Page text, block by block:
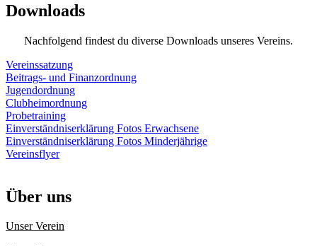
Downloads
Nachfolgend findest du diverse Downloads unseres Vereins.
Vereinssatzung
Beitrags- und Finanzordnung
Jugendordnung
Clubheimordnung
Probetraining
Einverständniserklärung Fotos Erwachsene
Einverständniserklärung Fotos Minderjährige
Vereinsflyer
Über uns
Unser Verein